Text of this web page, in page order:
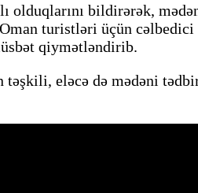
bildirərək,
turistləri üçün cəlbedici
qiymətləndirib.
eləcə də mədəni